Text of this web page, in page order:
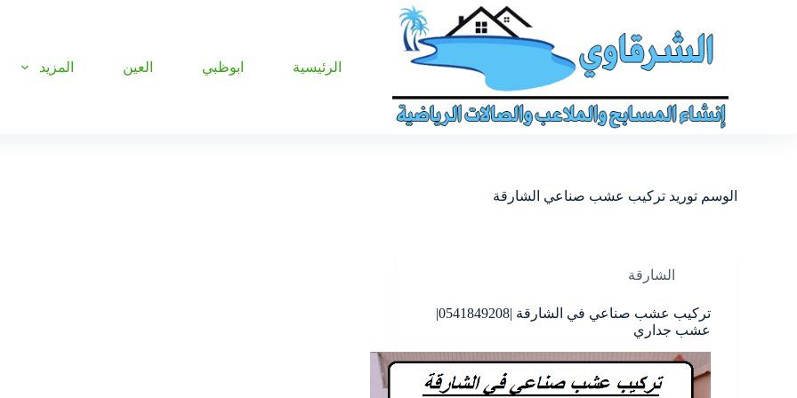
الرئيسية ابوظبي العين المزيد
الوسم توريد تركيب عشب صناعي الشارقة
الشارقة
تركيب عشب صناعي في الشارقة |0541849208|
عشب جداري